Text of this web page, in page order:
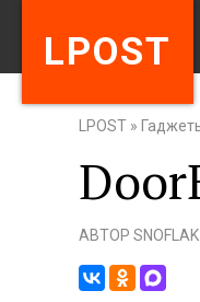
LPOST
LPOST »
АВТОР SNOFLAK